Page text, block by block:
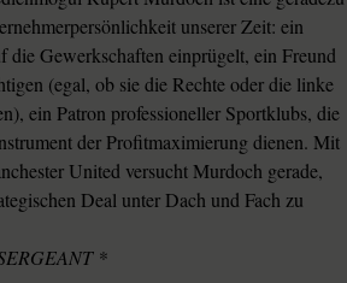
unserer Zeit: ein
die Gewerkschaften einprügelt, ein Freund
(egal, ob sie die Rechte oder die linke
ein Patron professioneller Sportklubs, die
der Profitmaximierung dienen. Mit
United versucht Murdoch gerade,
Deal unter Dach und Fach zu
*